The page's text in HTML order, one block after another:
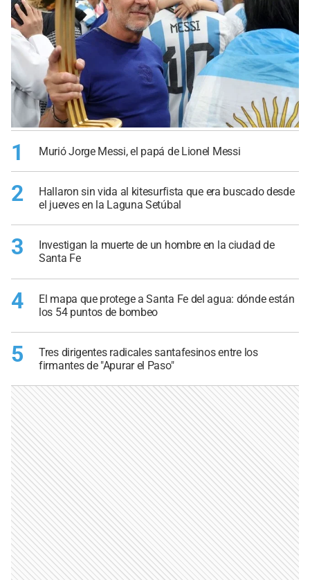
1 Murió Jorge Messi, el papá de Lionel Messi
2
Hallaron sin vida al kitesurfista que era buscado desde
el jueves en la Laguna Setúbal
3
Investigan la muerte de un hombre en la ciudad de
Santa Fe
4
El mapa que protege a Santa Fe del agua: dónde están
los 54 puntos de bombeo
5
Tres dirigentes radicales santafesinos entre los
firmantes de "Apurar el Paso"